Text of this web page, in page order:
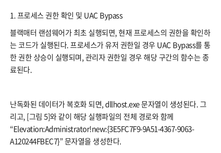
1. 프로세스 권한 확인 및 UAC Bypass
블랙매터 랜섬웨어가 최초 실행되면, 현재 프로세스의 권한을 확인하
는 코드가 실행된다. 프로세스가 유저 권한일 경우 UAC Bypass를 통
한 권한 상승이 실행되며, 관리자 권한일 경우 해당 구간의 함수는 종
료된다.
난독화된 데이터가 복호화 되면, dllhost.exe 문자열이 생성된다. 그
리고, [그림 5]와 같이 해당 실행파일의 전체 경로와 함께
“Elevation:Administrator!new:{3E5FC7F9-9A51-4367-9063-
A120244FBEC7}” 문자열을 생성한다.